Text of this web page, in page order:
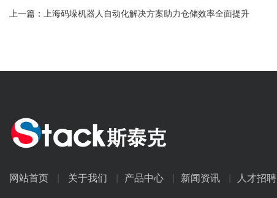
上一篇： 上海码垛机器人自动化解决方案助力仓储效率全面提升
网站首页
| 关于我们 | 产品中心 | 新闻资讯 | 人才招聘